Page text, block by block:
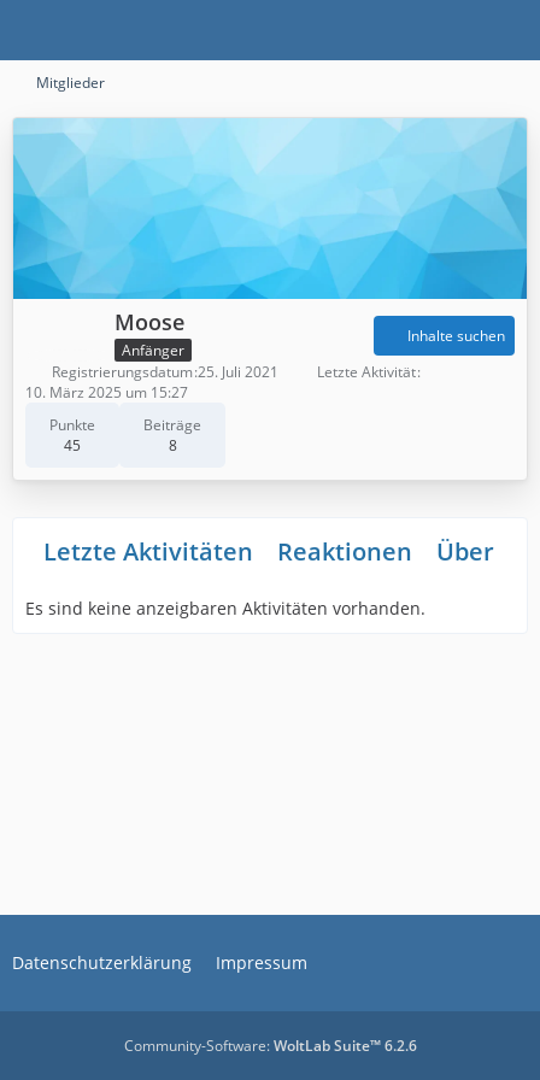
Mitglieder
Moose
Anfänger
Punkte
45
Beiträge
8
Inhalte suchen
Registrierungsdatum 25. Juli 2021
Letzte Aktivität
10. März 2025 um 15:27
Letzte Aktivitäten Reaktionen Über
Es sind keine anzeigbaren Aktivitäten vorhanden.
Datenschutzerklärung Impressum
Community-Software:WoltLab Suite™ 6.2.6